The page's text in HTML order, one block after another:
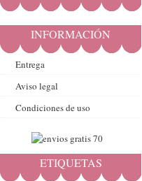
INFORMACIÓN
Entrega
Aviso legal
Condiciones de uso
ETIQUETAS